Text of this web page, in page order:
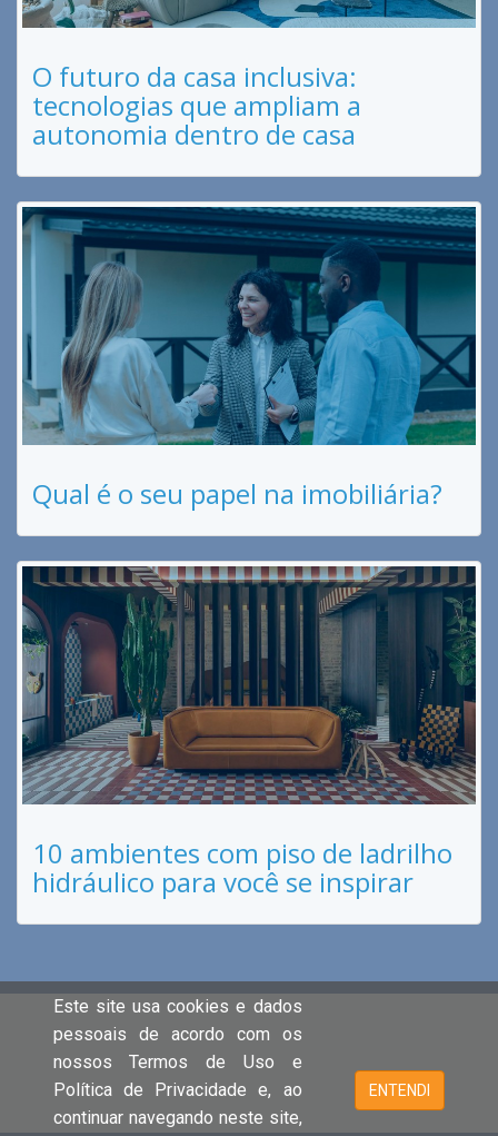
O futuro da casa inclusiva:
tecnologias que ampliam a
autonomia dentro de casa
Qual é o seu papel na imobiliária?
10 ambientes com piso de ladrilho
hidráulico para você se inspirar
Este site usa cookies e dados
pessoais de acordo com os
nossos Termos de Uso e
Política de Privacidade e, ao
continuar navegando neste site,
ENTENDI